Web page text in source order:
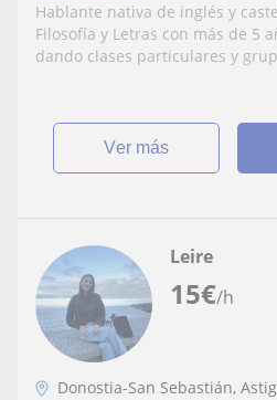
Hablante nativa de inglés y
Filosofía y Letras con más de 5
dando clases particulares y
ver más
15€/h
Leire
Donostia-San Sebastián,